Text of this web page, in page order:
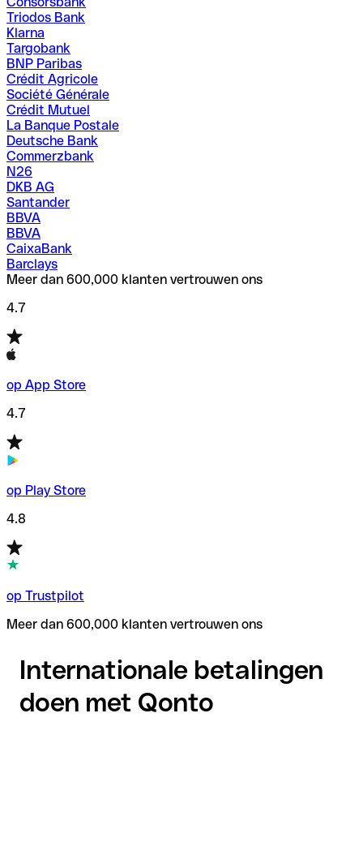
Triodos Bank
Klarna
Targobank
BNP Paribas
Crédit Agricole
Société Générale
Crédit Mutuel
La Banque Postale
Deutsche Bank
Commerzbank
N26
DKB AG
Santander
BBVA
BBVA
CaixaBank
Barclays
Meer dan 600,000 klanten vertrouwen ons
4.7
op App Store
4.7
op Play Store
4.8
op Trustpilot
Meer dan 600,000 klanten vertrouwen ons
Internationale betalingen
doen met Qonto